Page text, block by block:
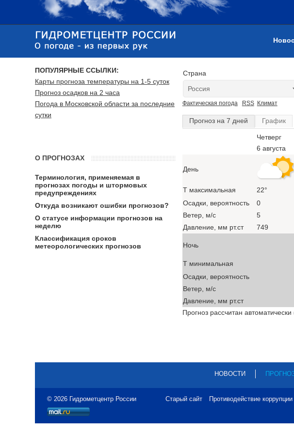
Страна
Фактическая погода RSS Климат
Прогноз на 7 дней График
Четверг
6 августа
День
T максимальная 22°
Осадки, вероятность
0
Ветер, м/с
5
Давление, мм рт.ст
749
Ночь
T минимальная
Осадки, вероятность
Ветер, м/с
Давление, мм рт.ст
Прогноз рассчитан автоматически
ПОПУЛЯРНЫЕ ССЫЛКИ:
Карты прогноза температуры на 1-5 суток
Прогноз осадков на 2 часа
Погода в Московской области за последние
сутки
О ПРОГНОЗАХ
Терминология, применяемая в
прогнозах погоды и штормовых
предупреждениях
Откуда возникают ошибки прогнозов?
О статусе информации прогнозов на
неделю
Классификация сроков
метеорологических прогнозов
НОВОСТИ
© 2026 Гидрометцентр России Старый сайт Противодействие коррупции